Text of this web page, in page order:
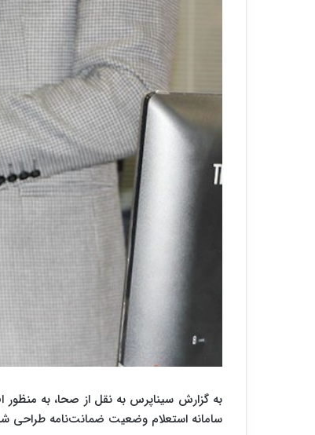
به گزارش سیناپرس به نقل از صحا، به
سامانه استعلام وضعیت ضمانت‌نامه طراحی